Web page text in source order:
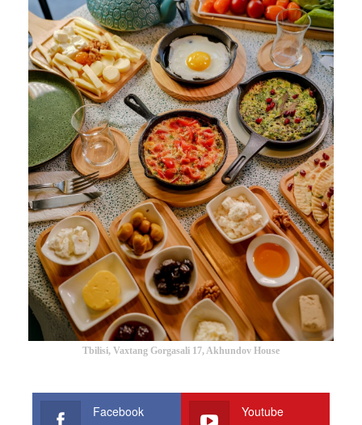
Tbilisi, Vaxtang Gorgasali 17, Akhundov House
Facebook Youtube